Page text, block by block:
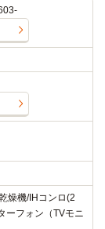
燥機/IHコンロ(2
ーフォン（TVモニ